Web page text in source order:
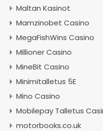
Maltan Kasinot
Mamzinobet Casino
MegaFishWins Casino
Millioner Casino
MineBit Casino
Minimitalletus 5E
Mino Casino
Mobilepay Talletus
motorbooks.co.uk